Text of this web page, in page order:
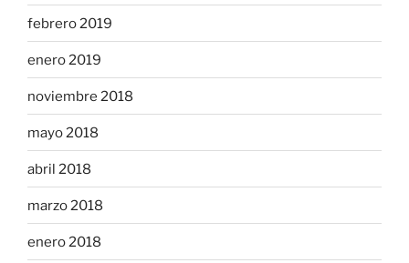
febrero 2019
enero 2019
noviembre 2018
mayo 2018
abril 2018
marzo 2018
enero 2018